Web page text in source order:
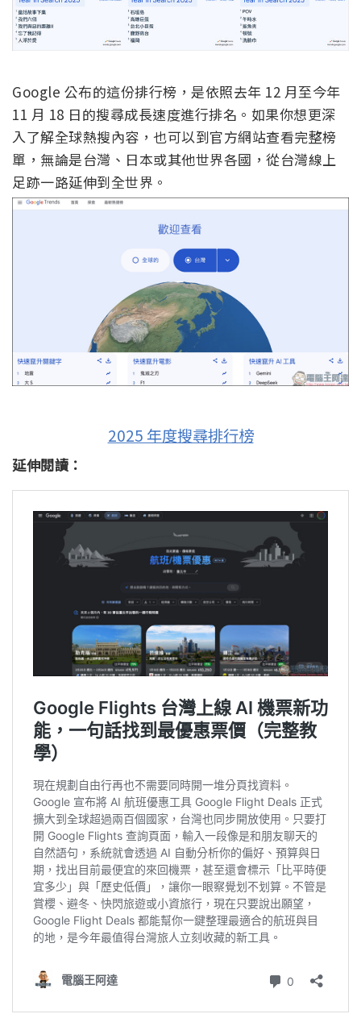
Google 公布的這份排行榜，是依照去年 12 月至今年
11 月 18 日的搜尋成長速度進行排名。如果你想更深
入了解全球熱搜內容，也可以到官方網站查看完整榜
單，無論是台灣、日本或其他世界各國，從台灣線上
足跡一路延伸到全世界。
2025 年度搜尋排行榜
延伸閱讀：